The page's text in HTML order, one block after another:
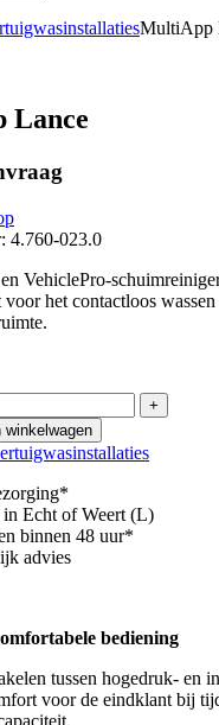
MultiApp
Lance
4.760-023.0
VehiclePro-
voor het contactloos
+
winkelwagen
in Echt of Weert (L)
binnen 48 uur*
advies
bediening
tussen hogedruk- en
voor de eindklant bij